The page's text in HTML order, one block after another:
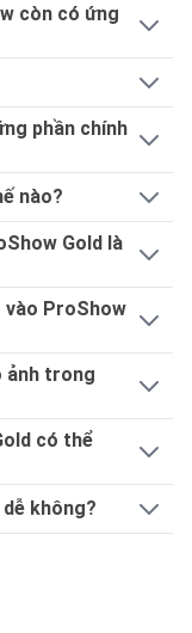
còn có ứng
phần chính
nào?
Gold là
vào ProShow
ảnh trong
có thể
không?